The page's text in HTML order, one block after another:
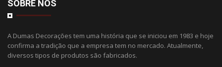
SOBRE NÓS
A Dumas Decorações tem uma história que se iniciou em 1983 e hoje
confirma a tradição que a empresa tem no mercado. Atualmente,
diversos tipos de produtos são fabricados.